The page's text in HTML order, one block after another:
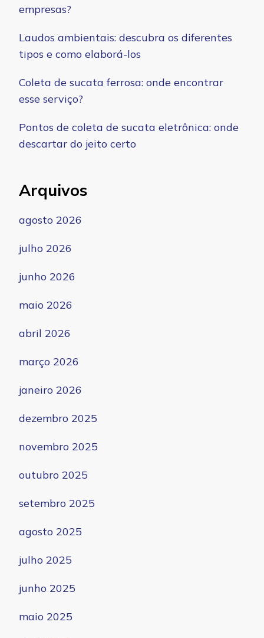
empresas?
Laudos ambientais: descubra os diferentes
tipos e como elaborá-los
Coleta de sucata ferrosa: onde encontrar
esse serviço?
Pontos de coleta de sucata eletrônica: onde
descartar do jeito certo
Arquivos
agosto 2026
julho 2026
junho 2026
maio 2026
abril 2026
março 2026
janeiro 2026
dezembro 2025
novembro 2025
outubro 2025
setembro 2025
agosto 2025
julho 2025
junho 2025
maio 2025